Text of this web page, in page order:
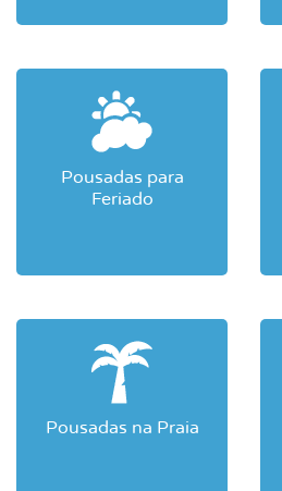
Pousadas para
Feriado
Pousadas na Praia